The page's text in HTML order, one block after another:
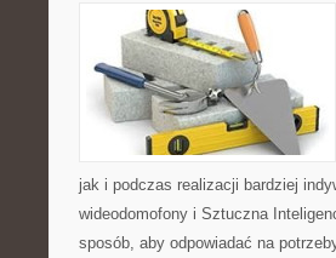
jak i podczas realizacji bardziej
wideodomofony i Sztuczna
sposób, aby odpowiadać na